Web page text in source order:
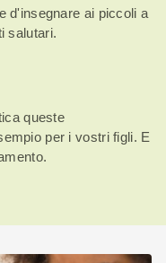
d'insegnare ai piccoli a
salutari.
queste
per i vostri figli. E